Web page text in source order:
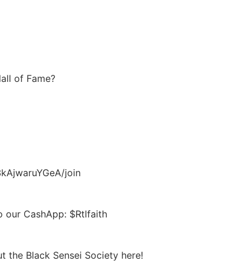
of Fame?
join
CashApp: $Rtlfaith
the Black Sensei Society here!